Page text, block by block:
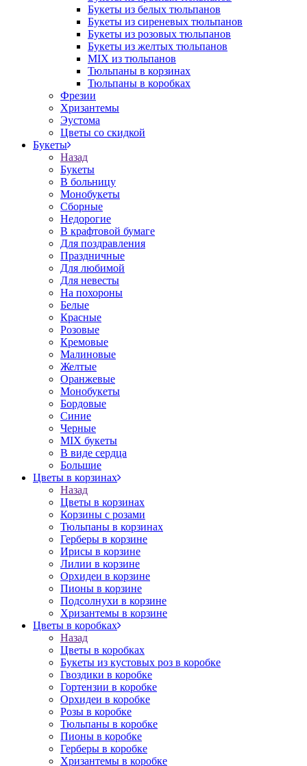
Букеты из белых тюльпанов
Букеты из сиреневых тюльпанов
Букеты из розовых тюльпанов
Букеты из желтых тюльпанов
MIX из тюльпанов
Тюльпаны в корзинах
Тюльпаны в коробках
Фрезии
Хризантемы
Эустома
Цветы со скидкой
Букеты
Назад
Букеты
В больницу
Монобукеты
Сборные
Недорогие
В крафтовой бумаге
Для поздравления
Праздничные
Для любимой
Для невесты
На похороны
Белые
Красные
Розовые
Кремовые
Малиновые
Желтые
Оранжевые
Монобукеты
Бордовые
Синие
Черные
MIX букеты
В виде сердца
Большие
Цветы в корзинах
Назад
Цветы в корзинах
Корзины с розами
Тюльпаны в корзинах
Герберы в корзине
Ирисы в корзине
Лилии в корзине
Орхидеи в корзине
Пионы в корзине
Подсолнухи в корзине
Хризантемы в корзине
Цветы в коробках
Назад
Цветы в коробках
Букеты из кустовых роз в коробке
Гвоздики в коробке
Гортензии в коробке
Орхидеи в коробке
Розы в коробке
Тюльпаны в коробке
Пионы в коробке
Герберы в коробке
Хризантемы в коробке